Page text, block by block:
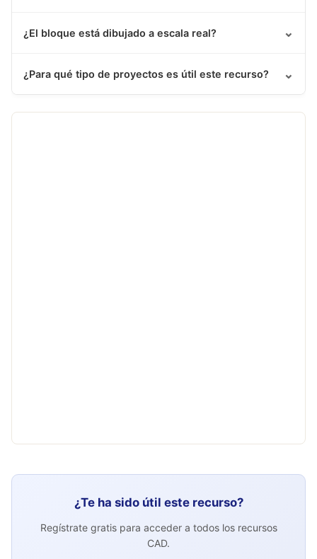
¿El bloque está dibujado a escala real? ⌄
¿Para qué tipo de proyectos es útil este recurso? ⌄
¿Te ha sido útil este recurso?
Regístrate gratis para acceder a todos los recursos
CAD.